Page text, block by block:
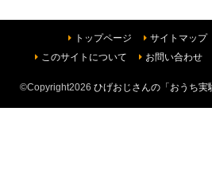
トップページ サイトマップ
このサイトについて
お問い合わせ
©Copyright2026 ひげおじさんの「おうち実